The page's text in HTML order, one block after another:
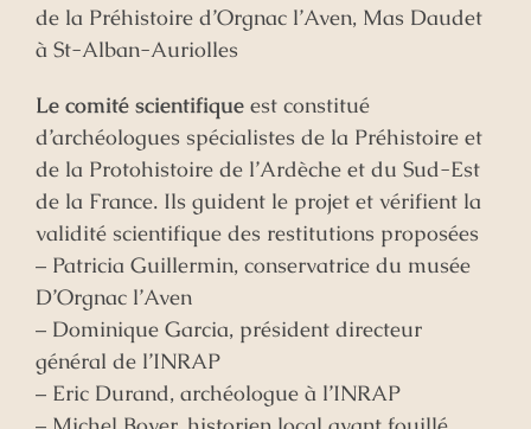
de la Préhistoire d’Orgnac l’Aven, Mas Daudet
à St-Alban-Auriolles
Le comité scientifique est constitué
d’archéologues spécialistes de la Préhistoire et
de la Protohistoire de l’Ardèche et du Sud-Est
de la France. Ils guident le projet et vérifient la
validité scientifique des restitutions proposées
– Patricia Guillermin, conservatrice du musée
D’Orgnac l’Aven
– Dominique Garcia, président directeur
général de l’INRAP
– Eric Durand, archéologue à l’INRAP